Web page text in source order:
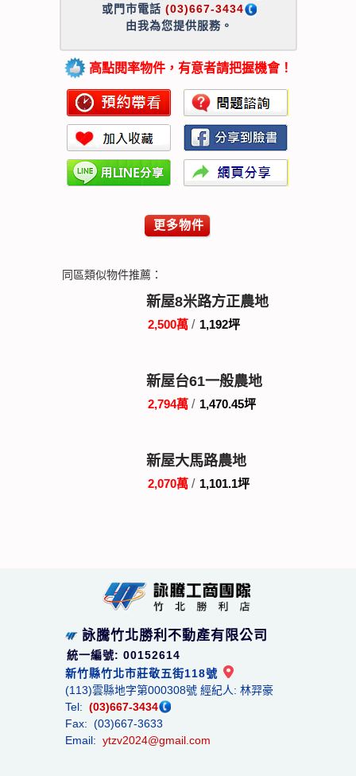
或門市電話 (03)667-3434
由我為您提供服務。
高點閱率物件，有意者請把握機會！
更多物件
同區類似物件推薦：
新屋8米路方正農地
2,500萬 / 1,192坪
新屋台61一般農地
2,794萬 / 1,470.45坪
新屋大馬路農地
2,070萬 / 1,101.1坪
詠騰竹北勝利不動產有限公司
統一編號: 00152614
新竹縣竹北市莊敬五街118號
(113)雲縣地字第000308號 經紀人: 林羿豪
Tel: (03)667-3434
Fax: (03)667-3633
Email: ytzv2024@gmail.com